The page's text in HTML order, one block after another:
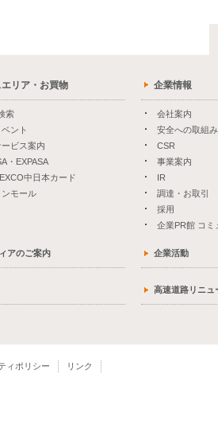
リア・お買物
索
ント
ビス案内
・EXPASA
中日本カード
ンモール
企業情報
会社案内
安全への取組み
CSR
事業案内
IR
調達・お取引
採用
企業PR館 コミ
アのご案内 企業活動
高速道路リニュ
ィポリシー リンク